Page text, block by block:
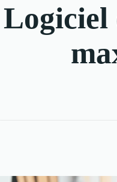
Logiciel